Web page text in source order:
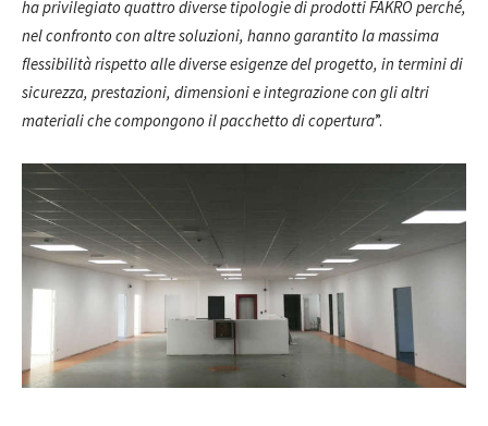
ha privilegiato quattro diverse tipologie di prodotti FAKRO perché,
nel confronto con altre soluzioni, hanno garantito la massima
flessibilità rispetto alle diverse esigenze del progetto, in termini di
sicurezza, prestazioni, dimensioni e integrazione con gli altri
materiali che compongono il pacchetto di copertura”.